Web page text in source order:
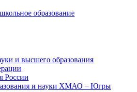
образование
и высшего образования
России
и науки ХМАО – Югры